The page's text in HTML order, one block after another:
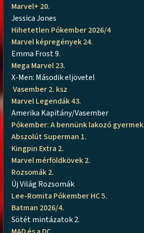
Marvel+ 20.
Jessica Jones
Hihetetlen Pókember 2026/4
Marvel képregények 24.
Emma Frost 9.
Mega Marvel 23.
X-Men: Második eljövetel
Vasember 2. ksz
Marvel Legendák 43.
Amerika Kapitány/Vasember
Pókember: A bennünk lakozó gyermek
Abszolút Superman 1.
Kingpin Extra 2.
Marvel mérföldkövek 2.
Rozsomák 2.
Új Világ Rozsomák
Lee-Romita Pókember HC 5.
Batman 2026/4.
Sötét mintázatok 2.